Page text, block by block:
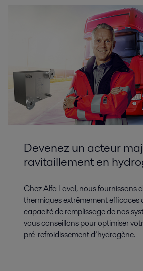
Devenez un acteur
ravitaillement en
Chez Alfa Laval, nous fournissons
thermiques extrêmement efficaces
capacité de remplissage de nos
vous conseillons pour optimiser
pré-refroidissement d’hydrogène.